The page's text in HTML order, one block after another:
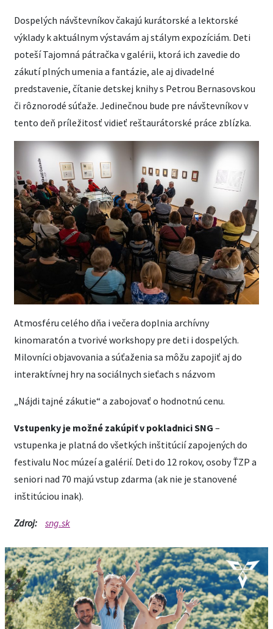
Dospelých návštevníkov čakajú kurátorské a lektorské
výklady k aktuálnym výstavám aj stálym expozíciám. Deti
poteší Tajomná pátračka v galérii, ktorá ich zavedie do
zákutí plných umenia a fantázie, ale aj divadelné
predstavenie, čítanie detskej knihy s Petrou Bernasovskou
či rôznorodé súťaže. Jedinečnou bude pre návštevníkov v
tento deň príležitosť vidieť reštaurátorské práce zblízka.
Atmosféru celého dňa i večera doplnia archívny
kinomaratón a tvorivé workshopy pre deti i dospelých.
Milovníci objavovania a súťaženia sa môžu zapojiť aj do
interaktívnej hry na sociálnych sieťach s názvom
„Nájdi tajné zákutie“ a zabojovať o hodnotnú cenu.
Vstupenky je možné zakúpiť v pokladnici SNG –
vstupenka je platná do všetkých inštitúcií zapojených do
festivalu Noc múzeí a galérií. Deti do 12 rokov, osoby ŤZP a
seniori nad 70 majú vstup zdarma (ak nie je stanovené
inštitúciou inak).
Zdroj: sng.sk